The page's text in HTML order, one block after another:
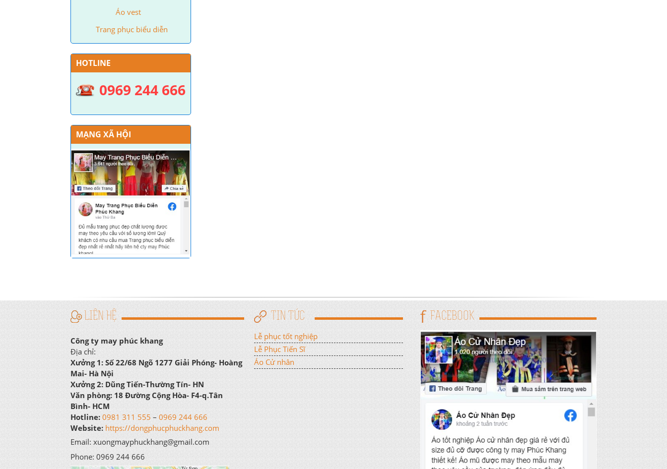
Áo vest
Trang phục biểu diễn
HOTLINE
0969 244 666
MẠNG XÃ HỘI
LIÊN HỆ
Công ty may phúc khang
Địa chỉ:
Xưởng 1: Số 22/68 Ngõ 1277 Giải Phóng- Hoàng
Mai- Hà Nội
Xưởng 2: Dũng Tiến-Thường Tín- HN
Văn phòng: 18 Đường Cộng Hòa- F4-q.Tân
Bình- HCM
Hotline: 0981 311 555 – 0969 244 666
Website: https://dongphucphuckhang.com
Email: xuongmayphuckhang@gmail.com
Phone: 0969 244 666
TIN TỨC
Lễ phục tốt nghiệp
Lễ Phục Tiến Sĩ
Áo Cử nhân
FACEBOOK